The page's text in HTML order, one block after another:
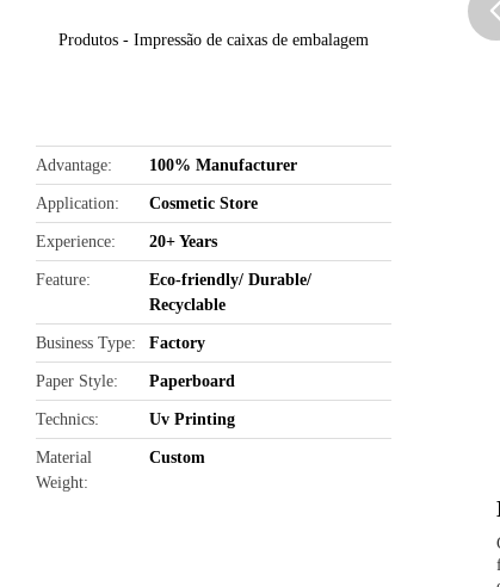
Produtos - Impressão de caixas de embalagem
Advantage 100% Manufacturer
Application Cosmetic Store
Experience 20+ Years
Feature
Eco-friendly/ Durable/
Recyclable
Business Type Factory
Paper Style Paperboard
Technics Uv Printing
Material
Weight
Custom